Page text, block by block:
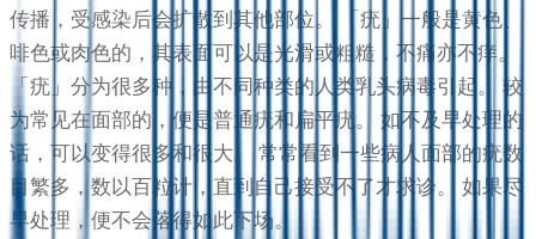
传播，受感染后会扩散到其他部位。 「疣」一般是黄色、
啡色或肉色的，其表面可以是光滑或粗糙，不痛亦不痒。
「疣」分为很多种，由不同种类的人类乳头病毒引起。 较
为常见在面部的，便是普通疣和扁平疣。 如不及早处理的
话，可以变得很多和很大。 常常看到一些病人面部的疣数
目繁多，数以百粒计，直到自己接受不了才求诊。 如果尽
早处理，便不会落得如此下场。